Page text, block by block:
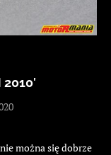
można się dobrze